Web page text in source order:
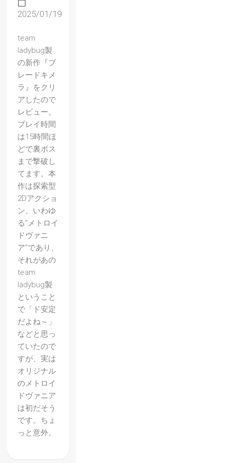
2025/01/19
team
ladybug製
の新作『ブ
レードキメ
ラ』をクリ
アしたので
レビュー。
プレイ時間
は15時間ほ
どで裏ボス
まで撃破し
てます。本
作は探索型
2Dアクショ
ン、いわゆ
る”メトロイ
ドヴァニ
ア”であり、
それがあの
team
ladybug製
ということ
で「ド安定
だよね～」
などと思っ
ていたので
すが、実は
オリジナル
のメトロイ
ドヴァニア
は初だそう
です。ちょ
っと意外。